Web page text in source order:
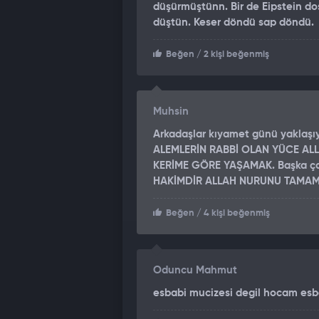
garantisi verilmesi gibi birçok
Umarım bunlar da sonuca gider.
"AMA ÜMİTLİ DEĞİLİM"
Çok ümitli değilim. Hatta hiç ümitli
savaşa girdiğinde, 28 Şubat'ta
Rejim değiştiremedi.
Hürmüz'ü açamadı. Bölgede bir
lazım. Bu sadece daha büyük ve
O zaman şimdi şunu sorarlar: Niye
koyup bu konuyu bir iç
tarafı son derece temkinli duruyor.
düşürmüştünn. Bir de Eipstein
düştün. Keser döndü sap döndü.
Beğen / 2 kişi beğenmiş
Muhsin
Arkadaşlar kıyamet günü
ALEMLERİN RABBİ OLAN YÜCE
KERİME GÖRE YAŞAMAK. Başka
HAKİMDİR ALLAH NURUNU
Beğen / 4 kişi beğenmiş
Oduncu Mahmut
esbabi mucizesi degil hocam